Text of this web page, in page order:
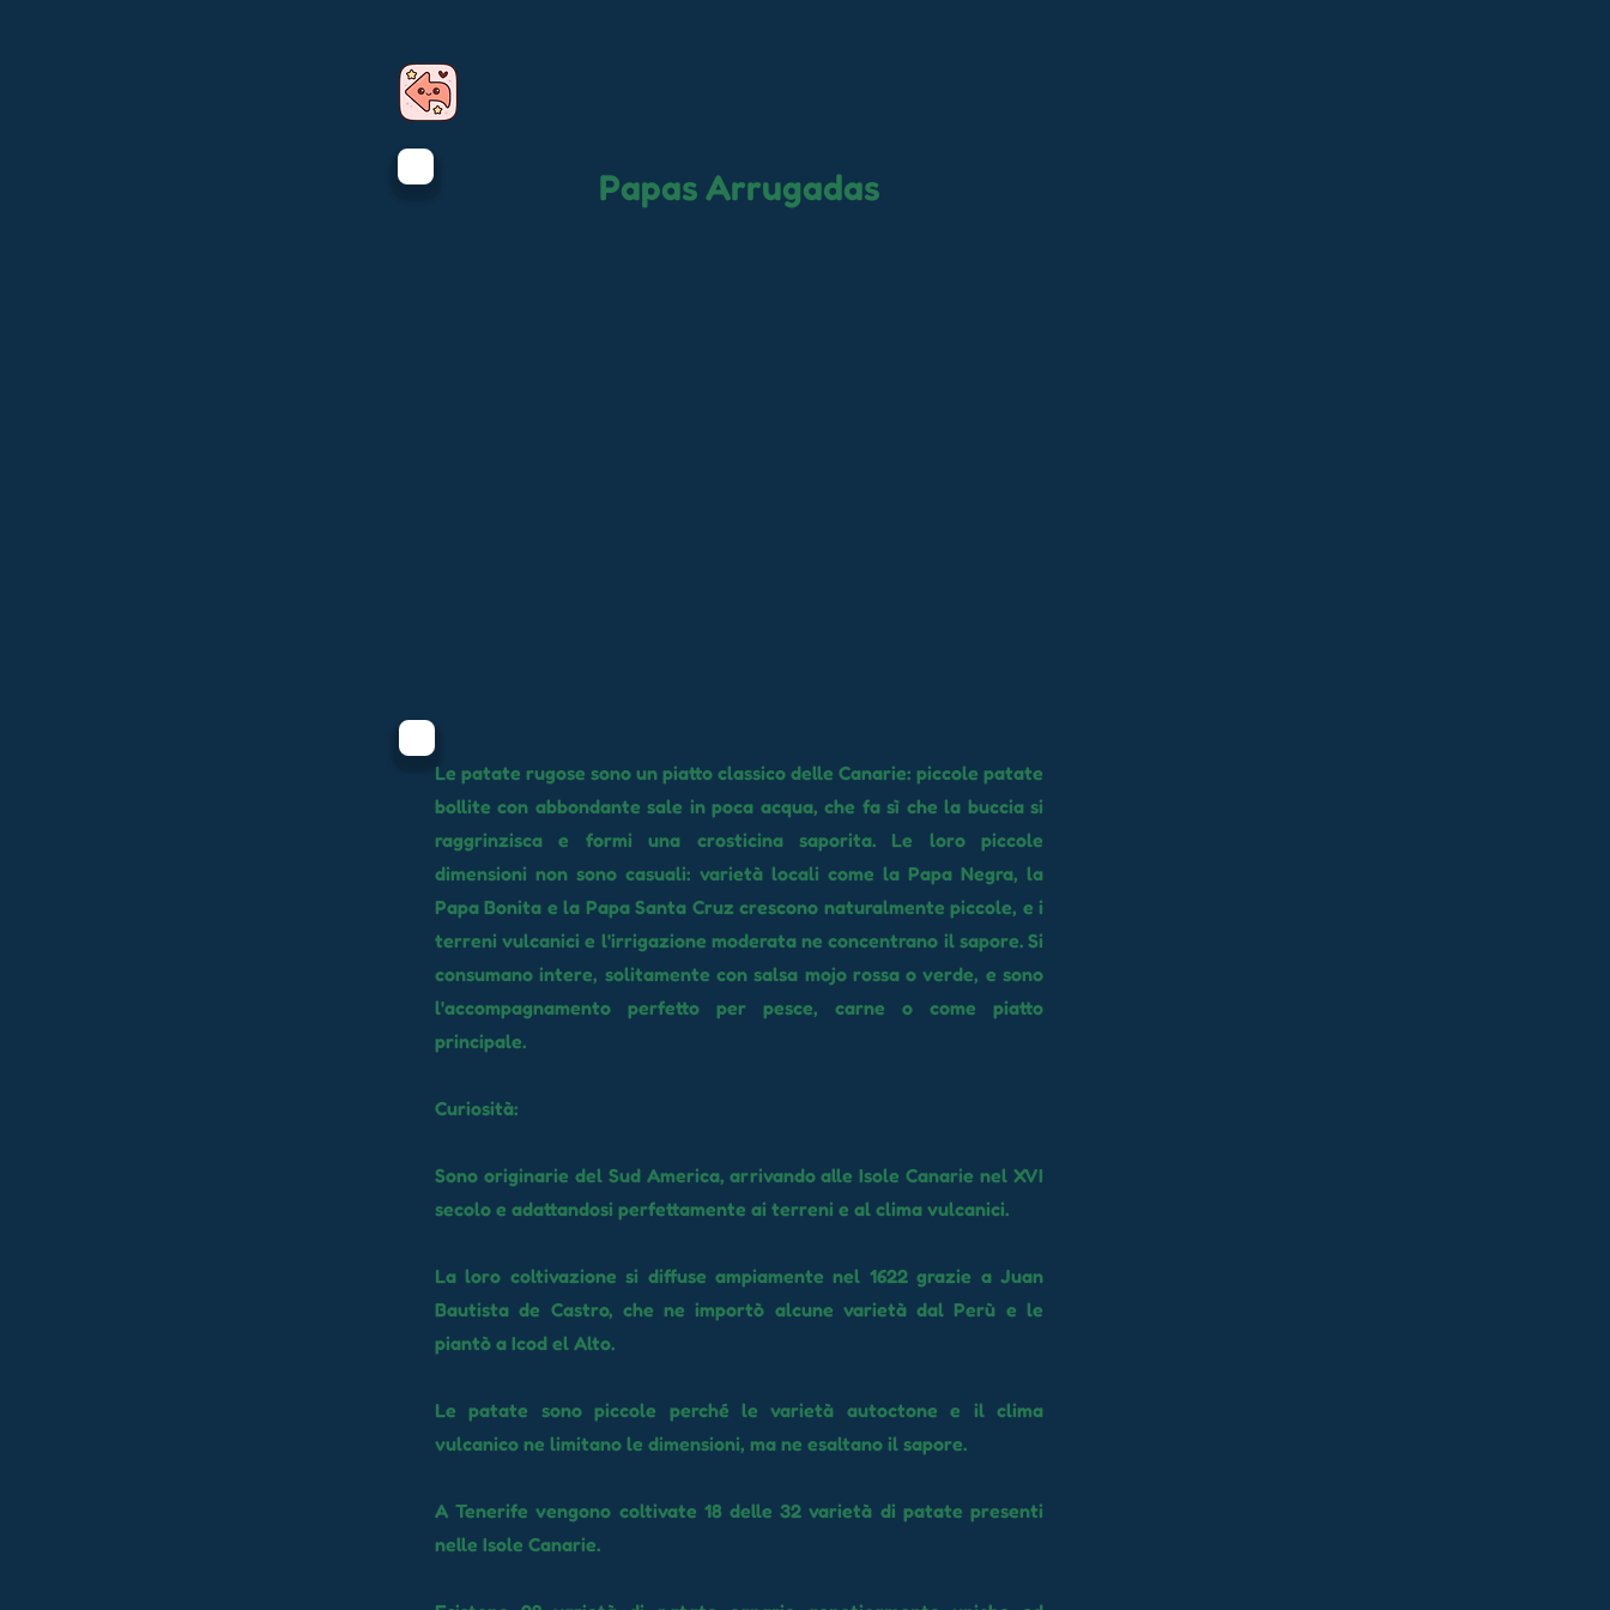
Papas Arrugadas
Le patate rugose sono un piatto classico delle Canarie: piccole patate
bollite con abbondante sale in poca acqua, che fa sì che la buccia si
raggrinzisca e formi una crosticina saporita. Le loro piccole
dimensioni non sono casuali: varietà locali come la Papa Negra, la
Papa Bonita e la Papa Santa Cruz crescono naturalmente piccole, e i
terreni vulcanici e l'irrigazione moderata ne concentrano il sapore. Si
consumano intere, solitamente con salsa mojo rossa o verde, e sono
l'accompagnamento perfetto per pesce, carne o come piatto
principale.
Curiosità:
Sono originarie del Sud America, arrivando alle Isole Canarie nel XVI
secolo e adattandosi perfettamente ai terreni e al clima vulcanici.
La loro coltivazione si diffuse ampiamente nel 1622 grazie a Juan
Bautista de Castro, che ne importò alcune varietà dal Perù e le
piantò a Icod el Alto.
Le patate sono piccole perché le varietà autoctone e il clima
vulcanico ne limitano le dimensioni, ma ne esaltano il sapore.
A Tenerife vengono coltivate 18 delle 32 varietà di patate presenti
nelle Isole Canarie.